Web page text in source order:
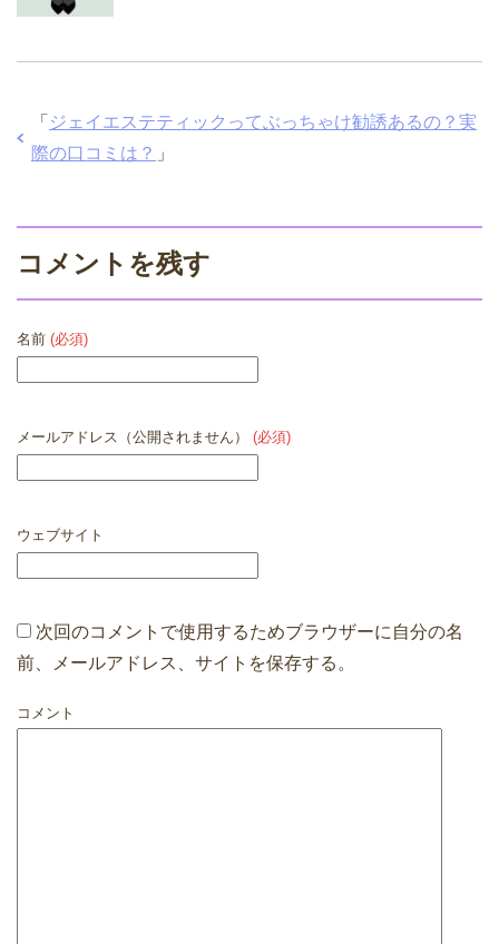
「 ジェイエステティックってぶっちゃけ勧誘あるの？実
際の口コミは？ 」
コメントを残す
名前 (必須)
メールアドレス（公開されません） (必須)
ウェブサイト
次回のコメントで使用するためブラウザーに自分の名
前、メールアドレス、サイトを保存する。
コメント